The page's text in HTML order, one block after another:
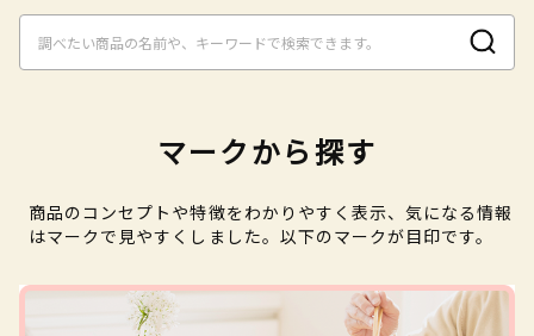
マークから探す
商品のコンセプトや特徴をわかりやすく表示、気になる情報
はマークで見やすくしました。以下のマークが目印です。